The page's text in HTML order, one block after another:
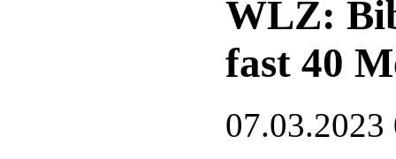
WLZ:
fast 40
07.03.2023